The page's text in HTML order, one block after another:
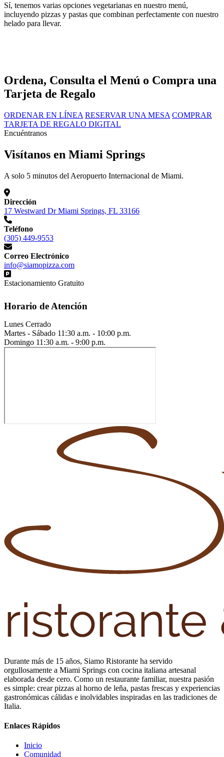
Sí, tenemos varias opciones vegetarianas en nuestro menú,
incluyendo pizzas y pastas que combinan perfectamente con nuestro
helado para llevar.
Ordena, Consulta el Menú o Compra una
Tarjeta de Regalo
ORDENAR EN LÍNEA RESERVAR UNA MESA COMPRAR
TARJETA DE REGALO DIGITAL
Encuéntranos
Visítanos en Miami Springs
A solo 5 minutos del Aeropuerto Internacional de Miami.
Dirección
17 Westward Dr Miami Springs, FL 33166
Teléfono
(305) 449-9553
Correo Electrónico
info@siamopizza.com
Estacionamiento Gratuito
Horario de Atención
Lunes Cerrado
Martes - Sábado 11:30 a.m. - 10:00 p.m.
Domingo 11:30 a.m. - 9:00 p.m.
Durante más de 15 años, Siamo Ristorante ha servido
orgullosamente a Miami Springs con cocina italiana artesanal
elaborada desde cero. Como un restaurante familiar, nuestra pasión
es simple: crear pizzas al horno de leña, pastas frescas y experiencias
gastronómicas cálidas e inolvidables inspiradas en las tradiciones de
Italia.
Enlaces Rápidos
Inicio
Comunidad